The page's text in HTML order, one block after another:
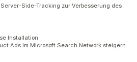
Side-Tracking zur Verbesserung des
Installation
Ads im Microsoft Search Network steigern.